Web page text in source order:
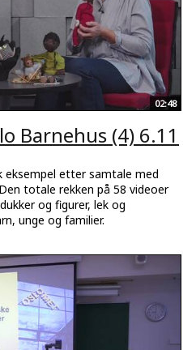
02:48
Barnehus (4) 6.11
eksempel etter samtale med
totale rekken på 58 videoer
og figurer, lek og
unge og familier.